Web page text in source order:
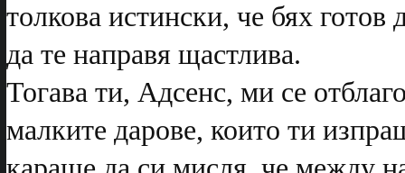
толкова истински, че бях
да те направя щастлива.
Тогава ти, Адсенс, ми се
малките дарове, които ти